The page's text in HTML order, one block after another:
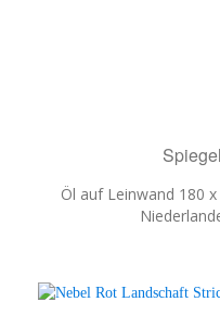
Öl auf Leinwand 180 x